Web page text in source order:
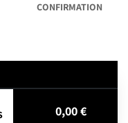
CONFIRMATION
0,00 €